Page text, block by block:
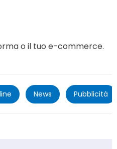
o il tuo e-commerce.
News Pubblicità